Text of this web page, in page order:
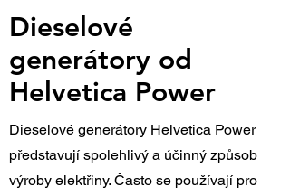
Dieselové
generátory od
Helvetica Power
Dieselové generátory Helvetica Power
představují spolehlivý a účinný způsob
výroby elektřiny. Často se používají pro